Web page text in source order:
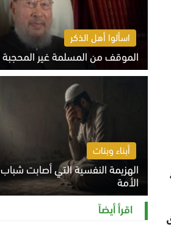
اسألوا أهل الذكر
الموقف من المسلمة غير المحجبة
الخميس 6 أغسطس 2026 10:45 ص
أبناء وبنات
الهزيمة النفسية التي أصابت شباب
الأمة
الخميس 6 أغسطس 2026 11:12 ص
اقرأ أيضاً